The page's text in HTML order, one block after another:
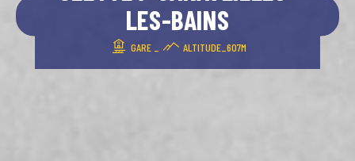
LES-BAINS
GARE _ ALTITUDE_607M